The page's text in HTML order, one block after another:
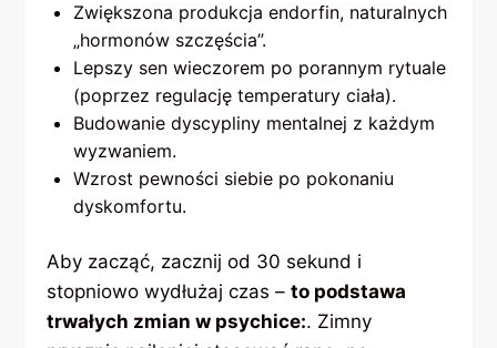
Zwiększona produkcja endorfin, naturalnych
„hormonów szczęścia”.
Lepszy sen wieczorem po porannym rytuale
(poprzez regulację temperatury ciała).
Budowanie dyscypliny mentalnej z każdym
wyzwaniem.
Wzrost pewności siebie po pokonaniu
dyskomfortu.
Aby zacząć, zacznij od 30 sekund i
stopniowo wydłużaj czas –to podstawa
trwałych zmian w psychice:. Zimny